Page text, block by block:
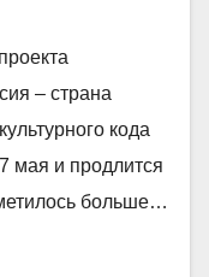
– страна
кода
мая и продлится
больше…